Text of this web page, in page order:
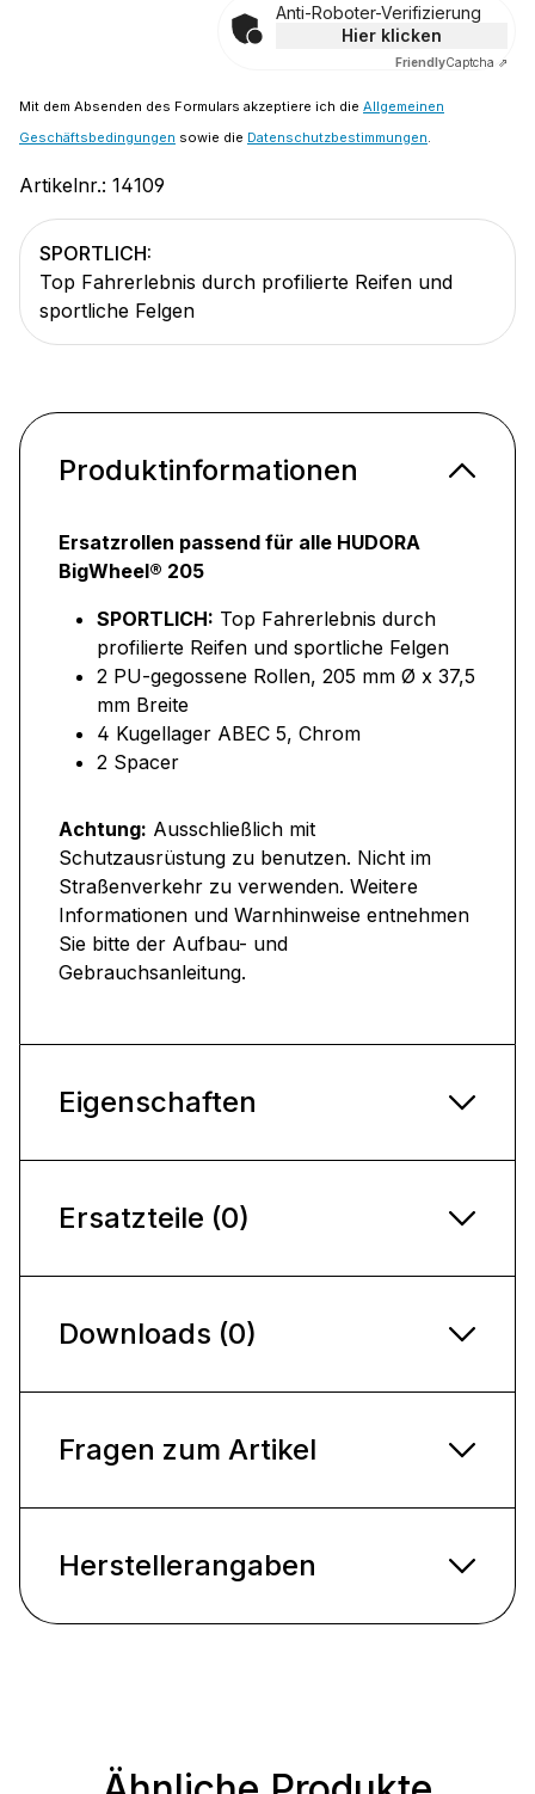
Anti-Roboter-Verifizierung
Hier klicken
FriendlyCaptcha ⇗
Mit dem Absenden des Formulars akzeptiere ich die Allgemeinen
Geschäftsbedingungen sowie die Datenschutzbestimmungen
Artikelnr.: 14109
SPORTLICH:
Top Fahrerlebnis durch profilierte Reifen und
sportliche Felgen
Produktinformationen
Ersatzrollen passend für alle HUDORA
BigWheel® 205
SPORTLICH: Top Fahrerlebnis durch
profilierte Reifen und sportliche Felgen
2 PU-gegossene Rollen, 205 mm Ø x 37,5
mm Breite
4 Kugellager ABEC 5, Chrom
2 Spacer
Achtung: Ausschließlich mit
Schutzausrüstung zu benutzen. Nicht im
Straßenverkehr zu verwenden. Weitere
Informationen und Warnhinweise entnehmen
Sie bitte der Aufbau- und
Gebrauchsanleitung.
Eigenschaften
Ersatzteile (0)
Downloads (0)
Fragen zum Artikel
Herstellerangaben
Produktgalerie überspringen